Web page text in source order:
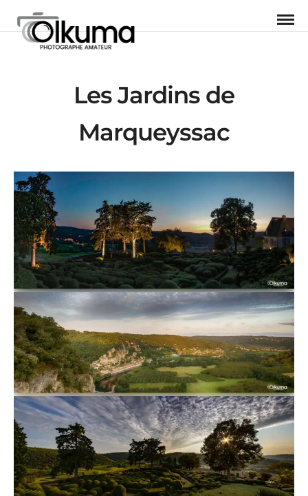
Les Jardins de
Marqueyssac